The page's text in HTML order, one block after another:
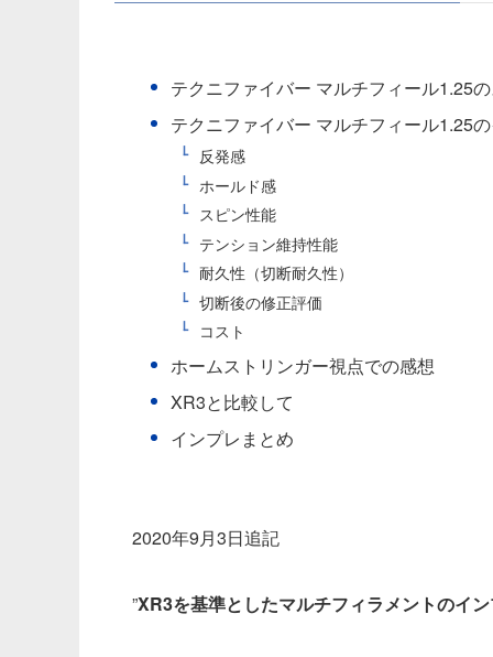
テクニファイバー マルチフィール1.25
テクニファイバー マルチフィール1.25
反発感
ホールド感
スピン性能
テンション維持性能
耐久性（切断耐久性）
切断後の修正評価
コスト
ホームストリンガー視点での感想
XR3と比較して
インプレまとめ
2020年9月3日追記
”XR3を基準としたマルチフィラメントのイ